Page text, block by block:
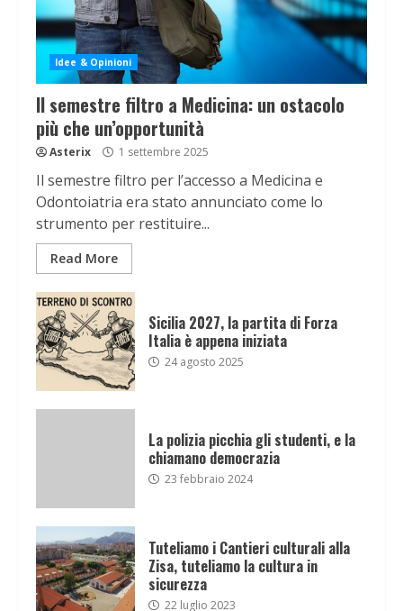
Idee & Opinioni
Il semestre filtro a Medicina: un ostacolo
più che un’opportunità
Asterix 1 settembre 2025
Il semestre filtro per l’accesso a Medicina e
Odontoiatria era stato annunciato come lo
strumento per restituire...
Read More
Sicilia 2027, la partita di Forza
Italia è appena iniziata
24 agosto 2025
La polizia picchia gli studenti, e la
chiamano democrazia
23 febbraio 2024
Tuteliamo i Cantieri culturali alla
Zisa, tuteliamo la cultura in
sicurezza
22 luglio 2023